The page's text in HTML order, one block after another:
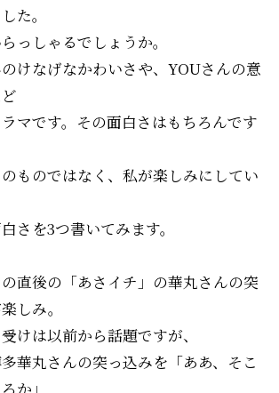
た。
っしゃるでしょうか。
のけなげなかわいさや、YOUさんの意
マです。その面白さはもちろんです
ものではなく、私が楽しみにしてい
さを3つ書いてみます。
直後の「あさイチ」の華丸さんの突
しみ。
以前から話題ですが、
華丸さんの突っ込みを「ああ、そこ
か」